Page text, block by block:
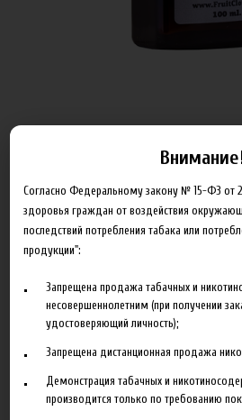
Артикул: x_balance_12_100
В корзину
Добавить в сравнение
Согласно Федеральному закону № 15-ФЗ от
здоровья граждан от воздействия
последствий потребления табака или
продукции":
Запрещена продажа табачных и
несовершеннолетним (при получении
удостоверяющий личность);
Запрещена дистанционная продажа
Демонстрация табачных и
производится только по требованию